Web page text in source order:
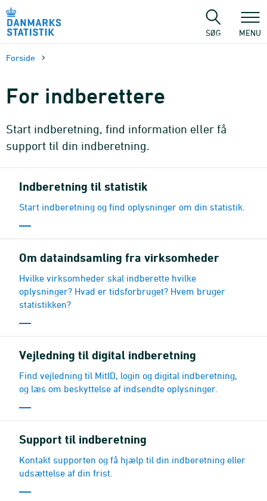
sidens
SØG MENU
Forside
For indberettere
Start indberetning, find information eller få
support til din indberetning.
Indberetning til statistik
Start indberetning og find oplysninger om din statistik.
Om dataindsamling fra virksomheder
Hvilke virksomheder skal indberette hvilke
oplysninger? Hvad er tidsforbruget? Hvem bruger
statistikken?
Vejledning til digital indberetning
Find vejledning til MitID, login og digital indberetning,
og læs om beskyttelse af indsendte oplysninger.
Support til indberetning
Kontakt supporten og få hjælp til din indberetning eller
udsættelse af din frist.